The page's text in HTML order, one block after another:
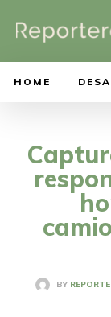
HOME
BY